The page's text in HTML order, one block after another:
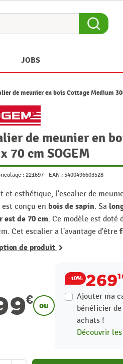
JOBS
de meunier en bois Cottage Medium
de meunier en
70 cm SOGEM
: 221697 - EAN : 5400496603528
et esthétique, l'escalier de
est conçu en bois de sapin. Sa
est de 70 cm. Ce modèle est doté
Cet escalier a l'avantage d'être
de produit
€ ou
-10% 269
Ajouter ma
bénéficier de
achats !
Découvrir